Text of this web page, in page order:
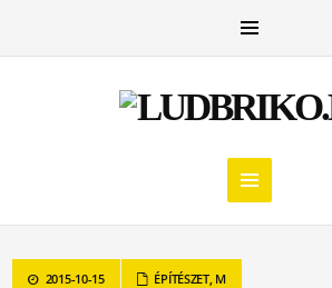
2015-10-15 ÉPÍTÉSZET, M